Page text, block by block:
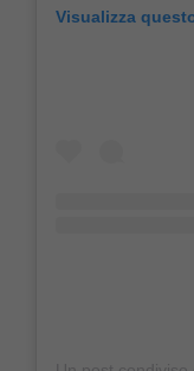
Visualizza